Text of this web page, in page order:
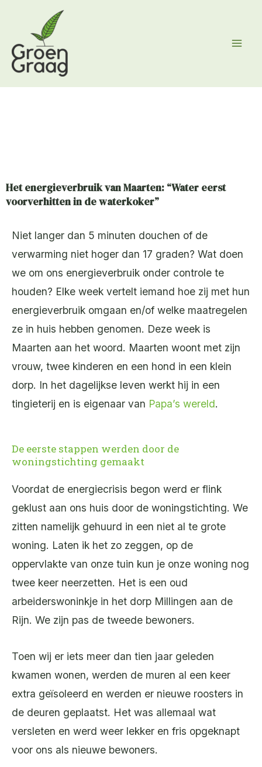
inhoud
Het energieverbruik van Maarten: “Water eerst
voorverhitten in de waterkoker”
Niet langer dan 5 minuten douchen of de
verwarming niet hoger dan 17 graden? Wat doen
we om ons energieverbruik onder controle te
houden? Elke week vertelt iemand hoe zij met hun
energieverbruik omgaan en/of welke maatregelen
ze in huis hebben genomen. Deze week is
Maarten aan het woord. Maarten woont met zijn
vrouw, twee kinderen en een hond in een klein
dorp. In het dagelijkse leven werkt hij in een
tingieterij en is eigenaar van Papa’s wereld.
De eerste stappen werden door de
woningstichting gemaakt
Voordat de energiecrisis begon werd er flink
geklust aan ons huis door de woningstichting. We
zitten namelijk gehuurd in een niet al te grote
woning. Laten ik het zo zeggen, op de
oppervlakte van onze tuin kun je onze woning nog
twee keer neerzetten. Het is een oud
arbeiderswoninkje in het dorp Millingen aan de
Rijn. We zijn pas de tweede bewoners.
Toen wij er iets meer dan tien jaar geleden
kwamen wonen, werden de muren al een keer
extra geïsoleerd en werden er nieuwe roosters in
de deuren geplaatst. Het was allemaal wat
versleten en werd weer lekker en fris opgeknapt
voor ons als nieuwe bewoners.